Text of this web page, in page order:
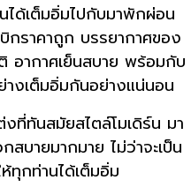
ได้เต็มอิ่มไปกับมาพักผ่อน
กราคาถูก บรรยากาศของ
อากาศเย็นสบาย พร้อมกับ
างเต็มอิ่มกันอย่างแน่นอน
ที่ทันสมัยสไตล์โมเดิร์น มา
บายมากมาย ไม่ว่าจะเป็น
ทุกท่านได้เต็มอิ่ม